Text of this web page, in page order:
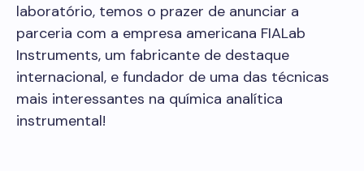
laboratório, temos o prazer de anunciar a
parceria com a empresa americana FIALab
Instruments, um fabricante de destaque
internacional, e fundador de uma das técnicas
mais interessantes na química analítica
instrumental!